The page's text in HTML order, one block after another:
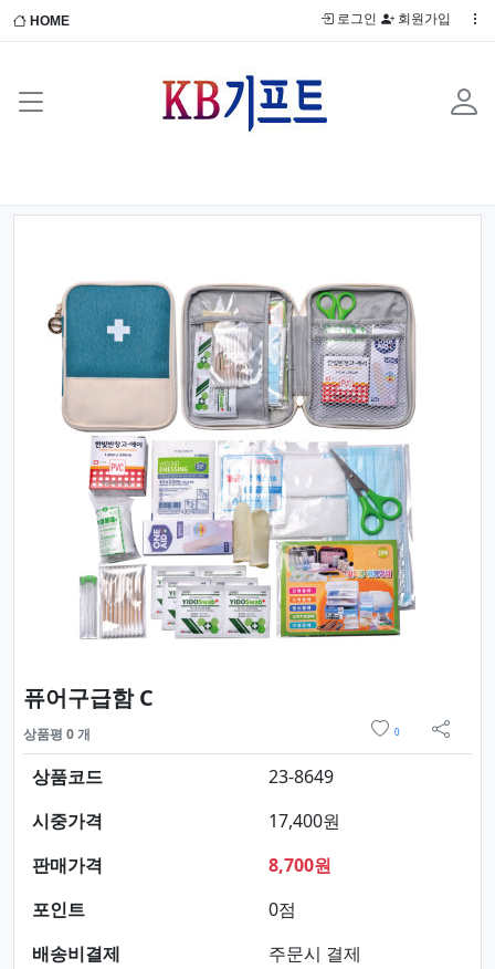
HOME 로그인 회원가입
Previous
퓨어구급함 C
상품평 0 개 0
sns 공
상품코드
23-8649
시중가격
17,400원
판매가격
8,700원
포인트
0점
배송비결제
주문시 결제